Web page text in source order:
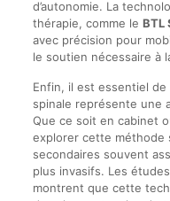
d’autonomie. La
thérapie, comme le BTL
avec précision pour
le soutien nécessaire à
Enfin, il est essentiel
spinale représente une
Que ce soit en cabinet
explorer cette méthode
secondaires souvent
plus invasifs. Les
montrent que cette